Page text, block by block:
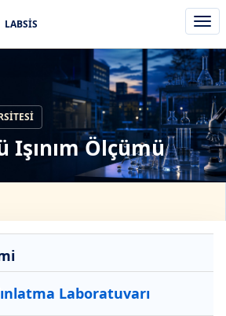
aç/
LABSİS
Işınım Ölçümü
Laboratuvarı